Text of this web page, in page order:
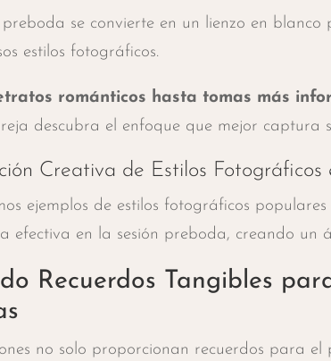
preboda se convierte en un lienzo en
estilos fotográficos.
románticos hasta tomas más
descubra el enfoque que mejor captura
Creativa de Estilos Fotográficos
ejemplos de estilos fotográficos
efectiva en la sesión preboda, creando un
Recuerdos Tangibles
no solo proporcionan recuerdos para el